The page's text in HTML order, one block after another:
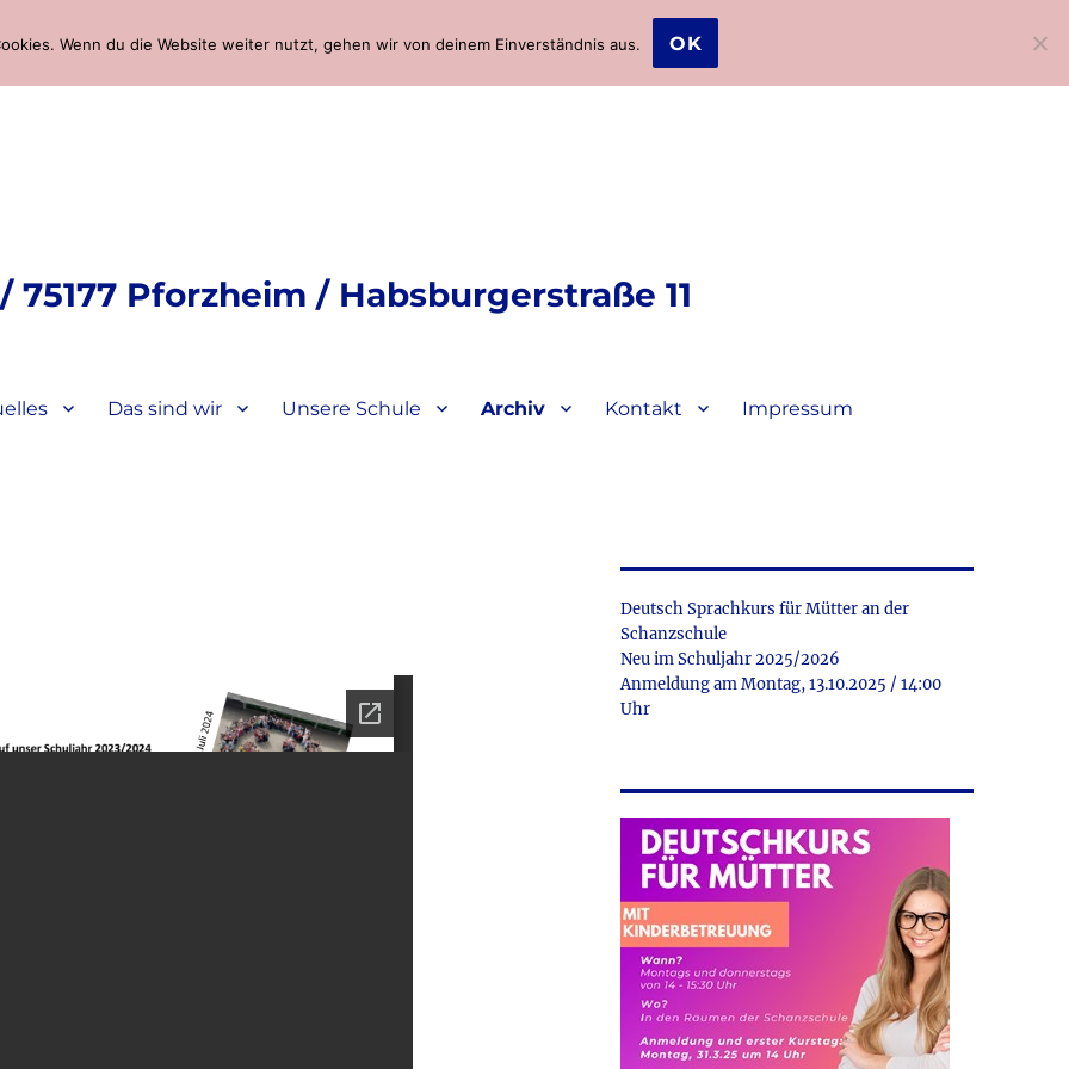
Pforzheim / Habsburgerstraße 11
Das sind wir Unsere Schule Archiv Kontakt Impressum
Deutsch Sprachkurs für Mütter an der
Schanzschule
Neu im Schuljahr 2025/2026
Anmeldung am Montag, 13.10.2025 / 14:00
Uhr
Wenn du die Website weiter nutzt, gehen wir von deinem Einverständnis aus. OK